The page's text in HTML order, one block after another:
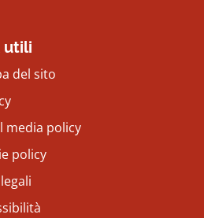
utili
del sito
media policy
policy